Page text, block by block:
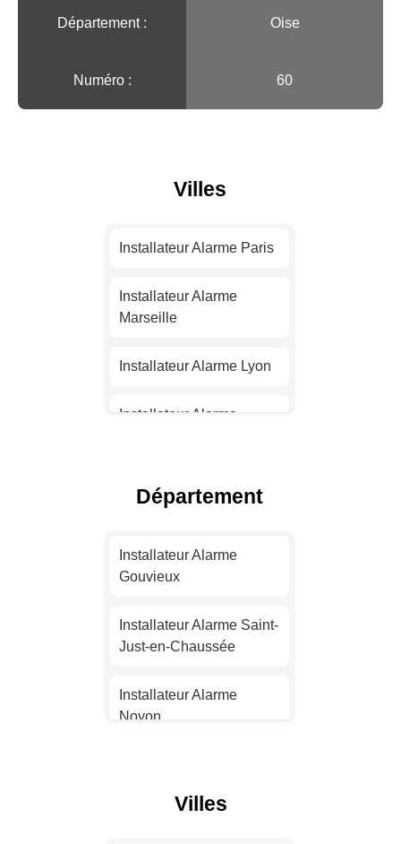
Département : Oise
Numéro : 60
Villes
Installateur Alarme Paris
Installateur Alarme
Marseille
Installateur Alarme Lyon
Installateur Alarme
Installateur Alarme Nice
Nantes
Strasbourg
Montpellier
Installateur Alarme Lille
Département
Installateur Alarme
Gouvieux
Installateur Alarme Saint-
Just-en-Chaussée
Installateur Alarme
Noyon
Villes